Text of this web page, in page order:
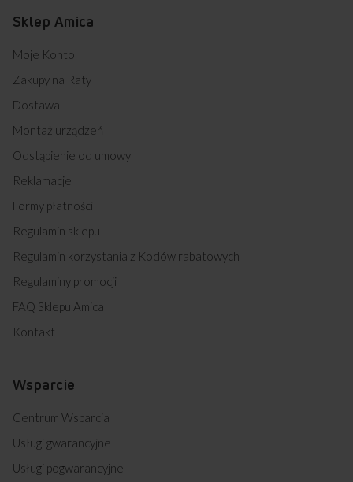
Sklep Amica
Moje Konto
Zakupy na Raty
Dostawa
Montaż urządzeń
Odstąpienie od umowy
Reklamacje
Formy płatności
Regulamin sklepu
Regulamin korzystania z Kodów rabatowych
Regulaminy promocji
FAQ Sklepu Amica
Kontakt
Wsparcie
Centrum Wsparcia
Usługi gwarancyjne
Usługi pogwarancyjne